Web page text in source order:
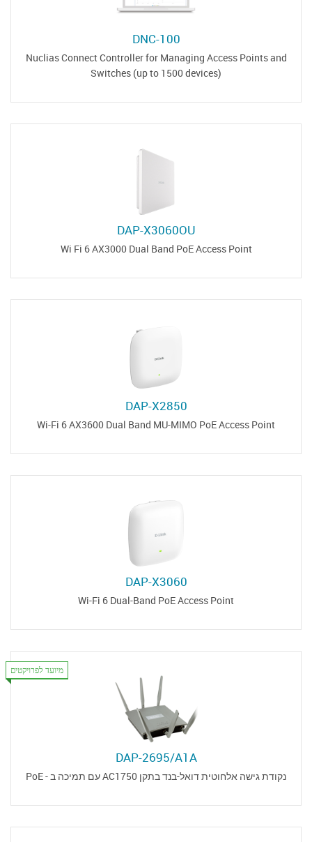
DNC-100
Nuclias Connect Controller for Managing Access Points and
Switches (up to 1500 devices)
DAP-X3060OU
Wi Fi 6 AX3000 Dual Band PoE Access Point
DAP-X2850
Wi-Fi 6 AX3600 Dual Band MU-MIMO PoE Access Point
DAP-X3060
Wi-Fi 6 Dual-Band PoE Access Point
מיועד לפרויקטים
DAP-2695/A1A
נקודת גישה אלחוטית דואל-בנד בתקן AC1750 עם תמיכה ב - PoE